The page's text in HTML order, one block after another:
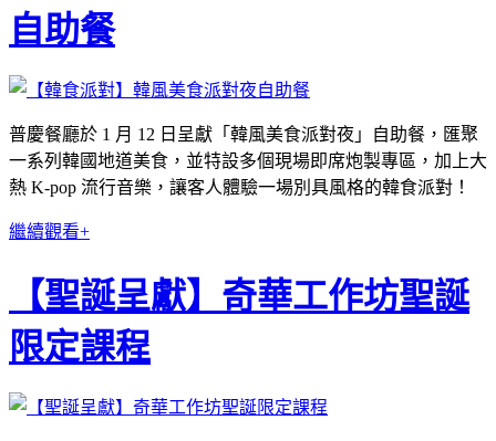
自助餐
普慶餐廳於 1 月 12 日呈獻「韓風美食派對夜」自助餐，匯聚
一系列韓國地道美食，並特設多個現場即席炮製專區，加上大
熱 K-pop 流行音樂，讓客人體驗一場別具風格的韓食派對！
繼續觀看+
【聖誕呈獻】奇華工作坊聖誕
限定課程